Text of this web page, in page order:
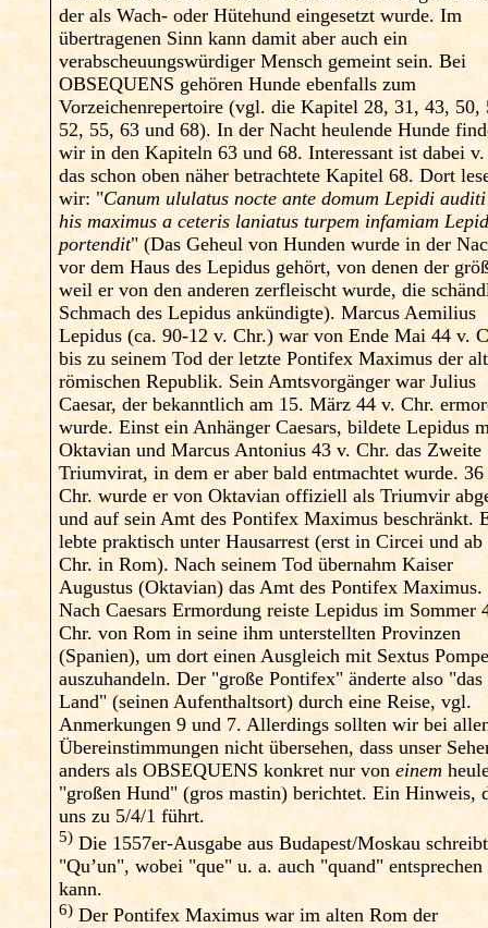
der als Wach- oder Hütehund eingesetzt wurde. Im
übertragenen Sinn kann damit aber auch ein
verabscheuungswürdiger Mensch gemeint sein. Bei
OBSEQUENS gehören Hunde ebenfalls zum
Vorzeichenrepertoire (vgl. die Kapitel 28, 31, 43, 50,
52, 55, 63 und 68). In der Nacht heulende Hunde
wir in den Kapiteln 63 und 68. Interessant ist dabei
das schon oben näher betrachtete Kapitel 68. Dort
wir: "Canum ululatus nocte ante domum Lepidi
his maximus a ceteris laniatus turpem infamiam
portendit" (Das Geheul von Hunden wurde in der
vor dem Haus des Lepidus gehört, von denen der
weil er von den anderen zerfleischt wurde, die
Schmach des Lepidus ankündigte). Marcus Aemilius
Lepidus (ca. 90-12 v. Chr.) war von Ende Mai 44 v.
bis zu seinem Tod der letzte Pontifex Maximus der
römischen Republik. Sein Amtsvorgänger war Julius
Caesar, der bekanntlich am 15. März 44 v. Chr.
wurde. Einst ein Anhänger Caesars, bildete Lepidus
Oktavian und Marcus Antonius 43 v. Chr. das Zweite
Triumvirat, in dem er aber bald entmachtet wurde.
Chr. wurde er von Oktavian offiziell als Triumvir
und auf sein Amt des Pontifex Maximus beschränkt.
lebte praktisch unter Hausarrest (erst in Circei und
Chr. in Rom). Nach seinem Tod übernahm Kaiser
Augustus (Oktavian) das Amt des Pontifex Maximus.
Nach Caesars Ermordung reiste Lepidus im Sommer
Chr. von Rom in seine ihm unterstellten Provinzen
(Spanien), um dort einen Ausgleich mit Sextus
auszuhandeln. Der "große Pontifex" änderte also "das
Land" (seinen Aufenthaltsort) durch eine Reise, vgl.
Anmerkungen 9 und 7. Allerdings sollten wir bei
Übereinstimmungen nicht übersehen, dass unser
anders als OBSEQUENS konkret nur voneinem
"großen Hund" (gros mastin) berichtet. Ein Hinweis,
uns zu 5/4/1 führt.
5) Die 1557er-Ausgabe aus Budapest/Moskau schreibt
"Qu’un", wobei "que" u. a. auch "quand" entsprechen
kann.
6) Der Pontifex Maximus war im alten Rom der